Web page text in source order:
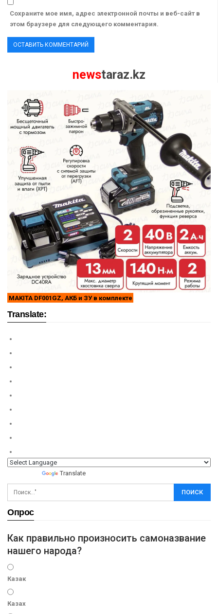
Сохраните мое имя, адрес электронной почты и веб-сайт в
этом браузере для следующего комментария.
newstaraz.kz
MAKITA DF001GZ, АКБ и ЗУ в комплекте
Translate:
Translate
Опрос
Как правильно произносить самоназвание
нашего народа?
Казак
Казах